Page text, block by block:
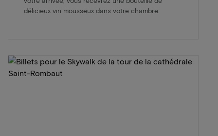
délicieux vin mousseux dans votre chambre.